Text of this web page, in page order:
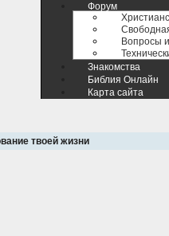
Форум
Вопросы
Знакомства
Библия Онлайн
Карта сайта
твоей жизни